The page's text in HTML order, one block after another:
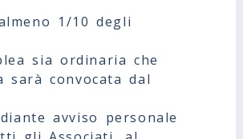
1/10 degli
sia ordinaria che
sarà convocata dal
avviso personale